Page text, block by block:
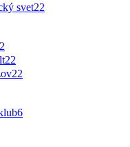
svet22
22
22
6